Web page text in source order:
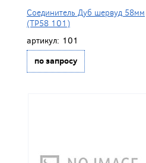
Соединитель Дуб шервуд 58мм
(ТР58 101)
артикул: 101
по запросу